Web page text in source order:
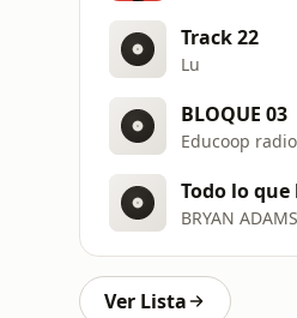
Track 22
Lu
BLOQUE 03
Educoop radio
Todo lo
BRYAN ADAMS
Ver Lista